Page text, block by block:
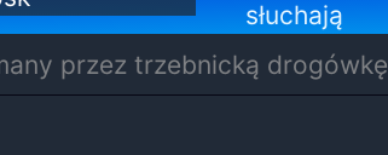
słuchają
przez trzebnicką drogówkę